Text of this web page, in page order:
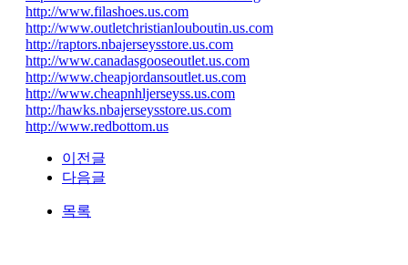
http://www.filashoes.us.com
http://www.outletchristianlouboutin.us.com
http://raptors.nbajerseysstore.us.com
http://www.canadasgooseoutlet.us.com
http://www.cheapjordansoutlet.us.com
http://www.cheapnhljerseyss.us.com
http://hawks.nbajerseysstore.us.com
http://www.redbottom.us
이전글
다음글
목록